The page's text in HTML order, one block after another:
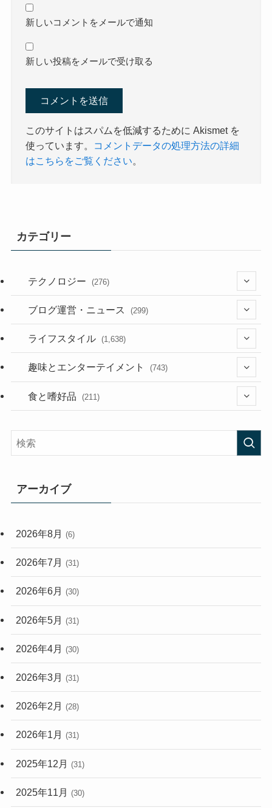
新しいコメントをメールで通知
新しい投稿をメールで受け取る
このサイトはスパムを低減するために Akismet を
使っています。
コメントデータの処理方法の詳細
はこちらをご覧ください。
カテゴリー
テクノロジー (276)
(36)
(187)
ブログ運営・ニュース (299)
(118)
(181)
ライフスタイル (1,638)
(394)
(282)
(33)
(248)
趣味とエンターテイメント (743)
(56)
食と嗜好品 (211)
アーカイブ
2026年8月 (6)
2026年7月 (31)
2026年6月 (30)
2026年5月 (31)
2026年4月 (30)
2026年3月 (31)
2026年2月 (28)
2026年1月 (31)
2025年12月 (31)
2025年11月 (30)